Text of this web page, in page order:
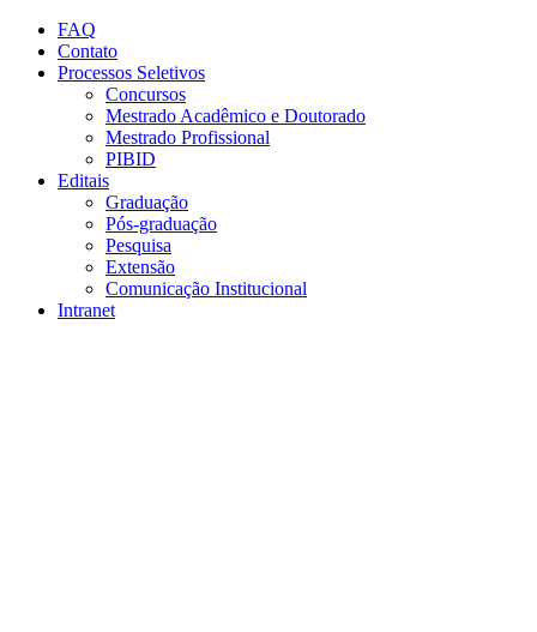
Conteúdo principal
FAQ
Contato
Processos Seletivos
Concursos
Mestrado Acadêmico e Doutorado
Mestrado Profissional
PIBID
Editais
Graduação
Pós-graduação
Pesquisa
Extensão
Comunicação Institucional
Intranet